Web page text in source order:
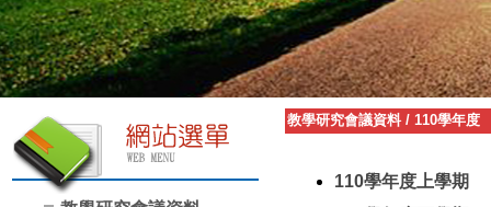
教學研究會議資料/ 110學年度
110學年度上學期